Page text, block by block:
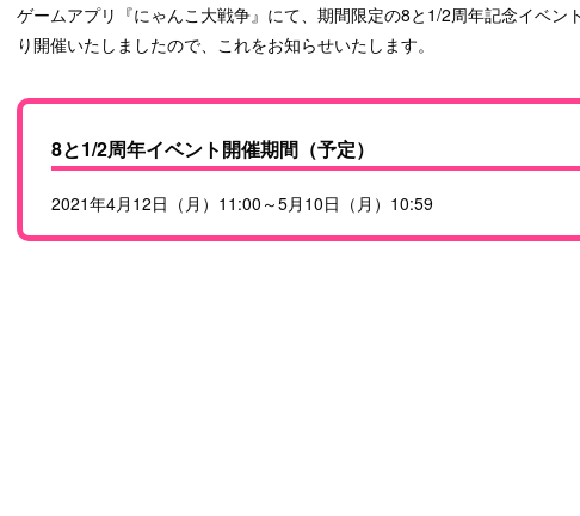
ゲームアプリ『にゃんこ大戦争』にて、期間限定の8と1/2周年記念イベン
り開催いたしましたので、これをお知らせいたします。
8と1/2周年イベント開催期間（予定）
2021年4月12日（月）11:00～5月10日（月）10:59